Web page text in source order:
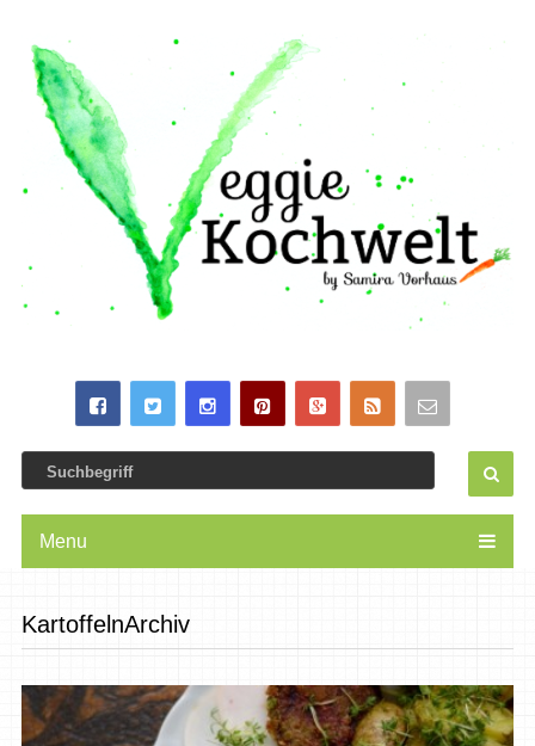
Menu
KartoffelnArchiv